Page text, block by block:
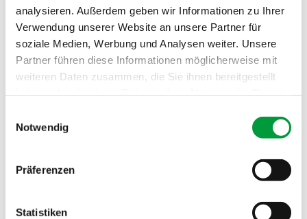
analysieren. Außerdem geben wir Informationen zu Ihrer
Verwendung unserer Website an unsere Partner für
soziale Medien, Werbung und Analysen weiter. Unsere
Partner führen diese Informationen möglicherweise mit
weiteren Daten zusammen, die Sie ihnen bereitgestellt
Notwendig
Präferenzen
Statistiken
RECHERCHE DE PRODUITS
Visualisez la gamme complète, une large sélection ou
un produit spécifique - c'est vous qui décidez. Affinez
les paramètres pour une recherche plus ciblée,
accédez directement au revêtement de sol de votre
Si vous ne trouvez pas la bonne nuance de couleur,
changez le paramètre par défaut pour "en stock" ou, si
vous êtes un gros client, demandez-nous si nous
pouvons vous proposer des
solutions personnalisées